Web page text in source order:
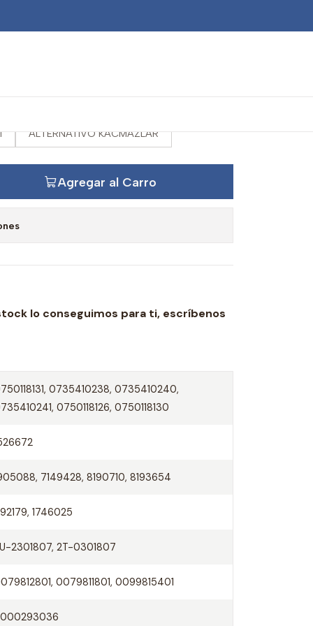
ZF 1650
ALTERNATIVO KACMAZLAR
Agregar al Carro
lo conseguimos para ti, escríbenos
0735410238, 0735410240,
0750118126, 0750118130
7149428, 8190710, 8193654
1746025
2301807, 2T-0301807
0079811801, 0099815401